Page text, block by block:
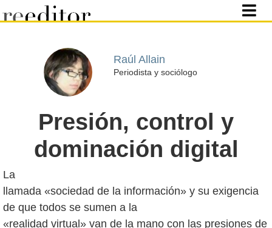
Raúl Allain
Periodista y sociólogo
Presión, control y
dominación digital
La
llamada «sociedad de la información» y su exigencia
de que todos se sumen a la
«realidad virtual» van de la mano con las presiones de